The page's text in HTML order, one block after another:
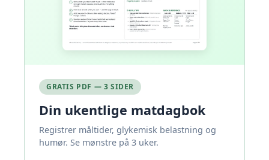
GRATIS PDF — 3 SIDER
Din ukentlige matdagbok
Registrer måltider, glykemisk belastning og
humør. Se mønstre på 3 uker.